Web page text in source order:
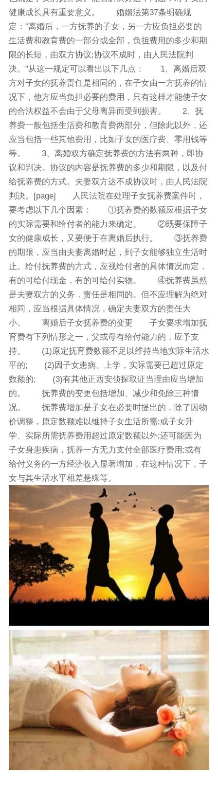
健康成长具有重要意义。 婚姻法第37条明确规
定：“离婚后，一方抚养的子女，另一方应负担必要的
生活费和教育费的一部分或全部，负担费用的多少和期
限的长短，由双方协议;协议不成时，由人民法院判
决。”从这一规定可以看出以下几点： 1、离婚后双
方对子女的抚养责任是相同的，在子女由一方抚养的情
况下，他方应当负担必要的费用，只有这样才能使子女
的合法权益不会由于父母离异而受到损害。 2、抚
养费一般包括生活费和教育费两部分，但除此以外，还
应当包括一些其他费用，比如子女的医疗费、零用钱等
等。 3、离婚双方确定抚养费的方法有两种，即协
议和判决。协议的内容是抚养费的多少和期限，以及付
给抚养费的方式。夫妻双方达不成协议时，由人民法院
判决。[page] 人民法院在处理子女抚养费案件时，
要考虑以下几个因素： ①抚养费的数额应根据子女
的实际需要和给付者的能力来确定。 ②既要保障子
女的健康成长，又要便于在离婚后执行。 ③抚养费
的期限，应当由夫妻离婚时起，到子女能够独立生活时
止。给付抚养费的方式，应视给付者的具体情况而定，
有的可给付现金，有的可给付实物。 ④抚养费虽然
是夫妻双方的义务，责任是相同的。但不应理解为绝对
相同，应当根据具体情况，确定夫妻双方的责任大
小。 离婚后子女抚养费的变更 子女要求增加抚
育费有下列情形之一，父或母有给付能力的，应予支
持。 (1)原定抚育费数额不足以维持当地实际生活水
平的; (2)因子女患病、上学，实际需要已超过原定
数额的; (3)有其他正西安侦探取证当理由应当增加
的。 抚养费的变更包括增加、减少和免除三种情
况。 抚养费增加是子女在必要时提出的，除了因物
价调整，原定数额难以维持子女生活所需;或子女升
学、实际所需抚养费用超过原定数额以外;还可能因为
子女身患疾病，抚养一方无力支付全部医疗费用;或有
给付义务的一方经济收入显著增加，在这种情况下，子
女与其生活水平相差悬殊等。